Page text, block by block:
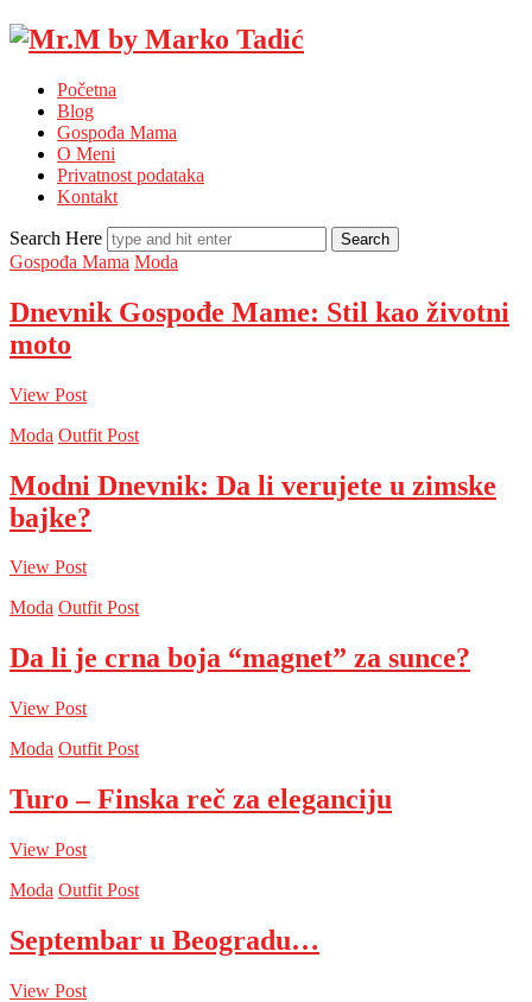
Početna
Blog
Gospođa Mama
O Meni
Privatnost podataka
Kontakt
Search Here
Gospođa Mama Moda
Dnevnik Gospođe Mame: Stil kao životni
moto
View Post
Moda Outfit Post
Modni Dnevnik: Da li verujete u zimske
bajke?
View Post
Moda Outfit Post
Da li je crna boja “magnet” za sunce?
View Post
Moda Outfit Post
Turo – Finska reč za eleganciju
View Post
Moda Outfit Post
Septembar u Beogradu…
View Post